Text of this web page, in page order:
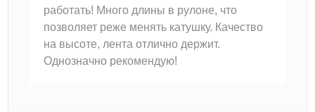
работать! Много длины в рулоне, что
позволяет реже менять катушку. Качество
на высоте, лента отлично держит.
Однозначно рекомендую!